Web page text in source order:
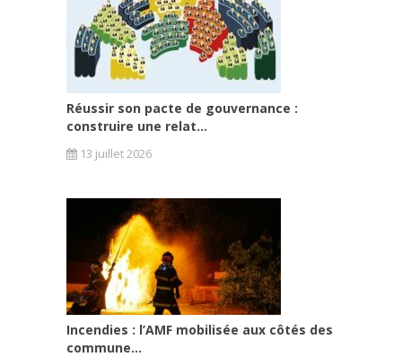
Réussir son pacte de gouvernance :
construire une relat...
13 juillet 2026
Incendies : l’AMF mobilisée aux côtés des
commune...